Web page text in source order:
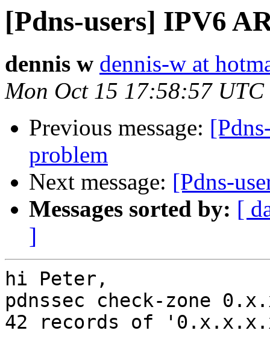
[Pdns-users] IPV6
dennis w dennis-w at
Mon Oct 15 17:58:57 UTC
Previous message:
problem
Next message: [Pdns-
Messages sorted by: [
]
hi Peter,
pdnssec check-zone
42 records of